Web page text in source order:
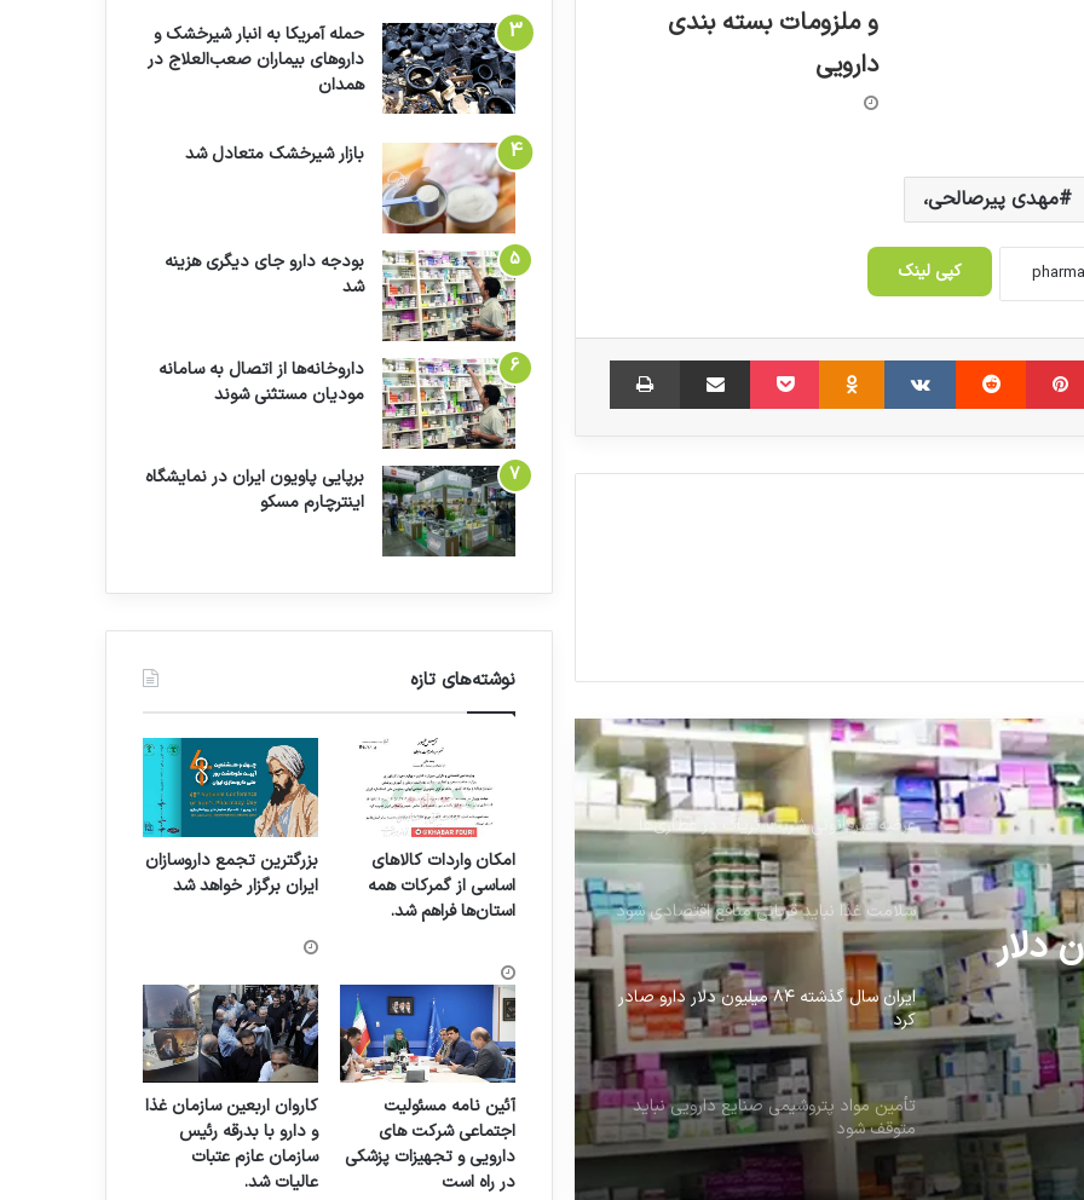
و ملزومات بسته بندی
دارویی
مهدی پیرصالحی،
کپی لینک
‫پین‌ترست ‫رددیت ‫VKontakte
‫Odnoklassniki پاکت اشتراک گذاری از طریق ایمیل
میلیون دلار
ایران سال گذشته ۸۴ میلیون دلار دارو صادر
کرد
است
عرضه غیرقانونی شربت تریاک در عطاری‌ها
سلامت غذا نباید قربانی منافع اقتصادی شود
ایران سال گذشته ۸۴ میلیون دلار دارو صادر
کرد
تأمین مواد پتروشیمی صنایع دارویی نباید
متوقف شود
حمله آمریکا به انبار شیرخشک و
داروهای بیماران صعب‌العلاج در
همدان
بازار شیرخشک متعادل شد
بودجه دارو جای دیگری هزینه
شد
داروخانه‌ها از اتصال به سامانه
مودیان مستثنی شوند
برپایی پاویون ایران در نمایشگاه
اینترچارم مسکو
نوشته‌های تازه
امکان واردات کالاهای
اساسی از گمرکات همه
استان‌ها فراهم شد.
بزرگترین تجمع داروسازان
ایران برگزار خواهد شد
آئین نامه مسئولیت
اجتماعی شرکت های
دارویی و تجهیزات پزشکی
در راه است
کاروان اربعین سازمان غذا
و دارو با بدرقه رئیس
سازمان عازم عتبات
عالیات شد.